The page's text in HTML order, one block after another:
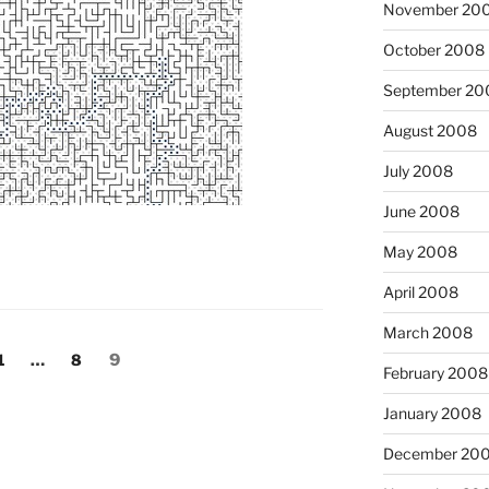
… Page
8 Page
9
November
October 2008
September
August 2008
July 2008
June 2008
May 2008
April 2008
March 2008
February 2008
January 2008
December